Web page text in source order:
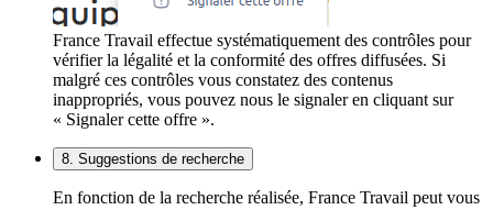
France Travail effectue systématiquement des contrôles pour
vérifier la légalité et la conformité des offres diffusées. Si
malgré ces contrôles vous constatez des contenus
inappropriés, vous pouvez nous le signaler en cliquant sur
« Signaler cette offre ».
8. Suggestions de recherche
En fonction de la recherche réalisée, France Travail peut vous